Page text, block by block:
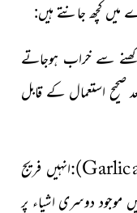
میں کچھ جانتے ہیں:
سے خراب ہوجاتے
صحیح استعمال کے قابل
(Garlic
:انہیں فریج
موجود دوسری اشیاء پر